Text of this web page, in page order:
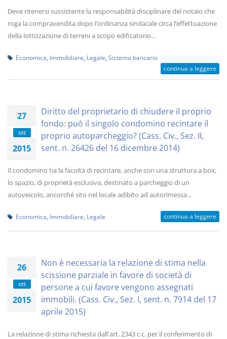
Deve ritenersi sussistente la responsabilità disciplinare del notaio che
roga la compravendita dopo l’ordinanza sindacale circa l’effettuazione
della lottizzazione di terreni a scopo edificatorio...
Economica Immobiliare Legale Sistema bancario
continua a leggere
27
ott
2015
Diritto del proprietario di chiudere il proprio
fondo: può il singolo condomino recintare il
proprio autoparcheggio? (Cass. Civ., Sez. II,
sent. n. 26426 del 16 dicembre 2014)
Il condomino ha la facoltà di recintare, anche con una struttura a box,
lo spazio, di proprietà esclusiva, destinato a parcheggio di un
autoveicolo, ancorché sito nel locale adibito ad autorimessa...
Economica Immobiliare Legale continua a leggere
26
ott
2015
Non è necessaria la relazione di stima nella
scissione parziale in favore di società di
persone a cui favore vengono assegnati
immobili. (Cass. Civ., Sez. I, sent. n. 7914 del 17
aprile 2015)
La relazione di stima richiesta dall'art. 2343 c.c. per il conferimento di